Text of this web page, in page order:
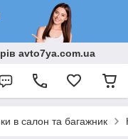
avto7ya.com.ua
в салон та багажник